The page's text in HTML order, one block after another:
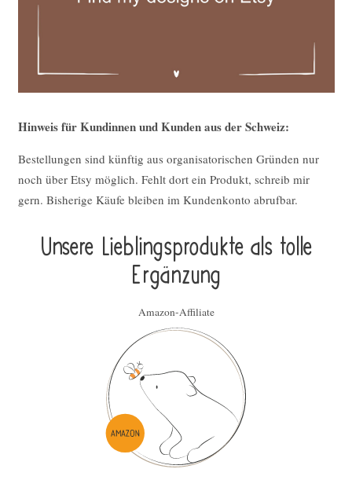
Hinweis für Kundinnen und Kunden aus der Schweiz:
Bestellungen sind künftig aus organisatorischen Gründen nur
noch über Etsy möglich. Fehlt dort ein Produkt, schreib mir
gern. Bisherige Käufe bleiben im Kundenkonto abrufbar.
Unsere Lieblings­pro­duk­te als tolle
Ergän­zung
Amazon-Affiliate